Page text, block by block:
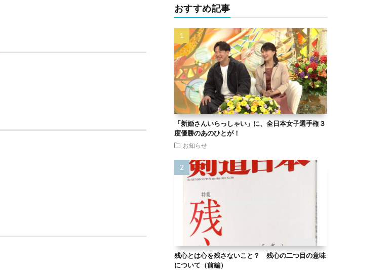
おすすめ記事
「新婚さんいらっしゃい」に、全日本女子選手権３
度優勝のあのひとが！
お知らせ
残心とは心を残さないこと？ 残心の二つ目の意味
について（前編）